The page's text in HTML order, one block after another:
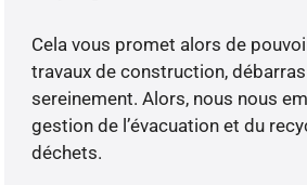
Cela vous promet alors de
travaux de construction,
sereinement. Alors, nous nous
gestion de l’évacuation et du
déchets.